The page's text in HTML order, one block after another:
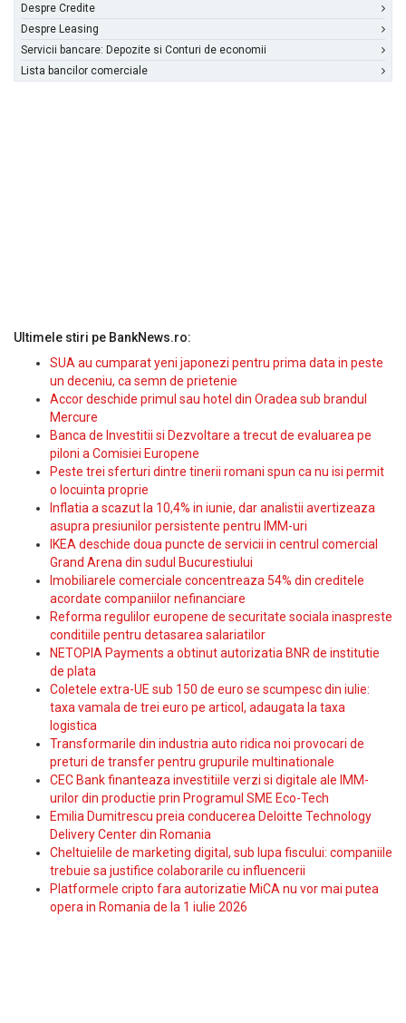
Despre Credite
Despre Leasing
Servicii bancare: Depozite si Conturi de economii
Lista bancilor comerciale
Ultimele stiri pe BankNews.ro:
SUA au cumparat yeni japonezi pentru prima data in peste
un deceniu, ca semn de prietenie
Accor deschide primul sau hotel din Oradea sub brandul
Mercure
Banca de Investitii si Dezvoltare a trecut de evaluarea pe
piloni a Comisiei Europene
Peste trei sferturi dintre tinerii romani spun ca nu isi permit
o locuinta proprie
Inflatia a scazut la 10,4% in iunie, dar analistii avertizeaza
asupra presiunilor persistente pentru IMM-uri
IKEA deschide doua puncte de servicii in centrul comercial
Grand Arena din sudul Bucurestiului
Imobiliarele comerciale concentreaza 54% din creditele
acordate companiilor nefinanciare
Reforma regulilor europene de securitate sociala inaspreste
conditiile pentru detasarea salariatilor
NETOPIA Payments a obtinut autorizatia BNR de institutie
de plata
Coletele extra-UE sub 150 de euro se scumpesc din iulie:
taxa vamala de trei euro pe articol, adaugata la taxa
logistica
Transformarile din industria auto ridica noi provocari de
preturi de transfer pentru grupurile multinationale
CEC Bank finanteaza investitiile verzi si digitale ale IMM-
urilor din productie prin Programul SME Eco-Tech
Emilia Dumitrescu preia conducerea Deloitte Technology
Delivery Center din Romania
Cheltuielile de marketing digital, sub lupa fiscului: companiile
trebuie sa justifice colaborarile cu influencerii
Platformele cripto fara autorizatie MiCA nu vor mai putea
opera in Romania de la 1 iulie 2026